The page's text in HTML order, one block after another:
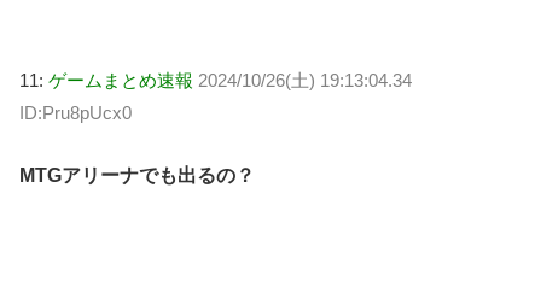
11: ゲームまとめ速報 2024/10/26(土) 19:13:04.34
ID:Pru8pUcx0
MTGアリーナでも出るの？